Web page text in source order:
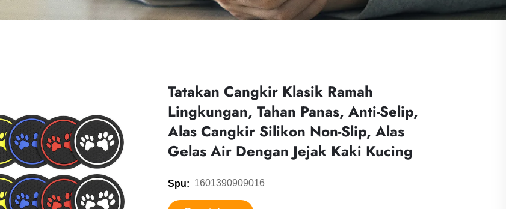
Tatakan Cangkir Klasik Ramah
Lingkungan, Tahan Panas, Anti-Selip,
Alas Cangkir Silikon Non-Slip, Alas
Gelas Air Dengan Jejak Kaki Kucing
Spu: 1601390909016